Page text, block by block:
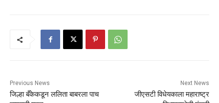
Previous News
जिल्हा बँकेकडून ललिता बाबरला पाच
Next News
जीएसटी विधेयकाला महाराष्ट्र